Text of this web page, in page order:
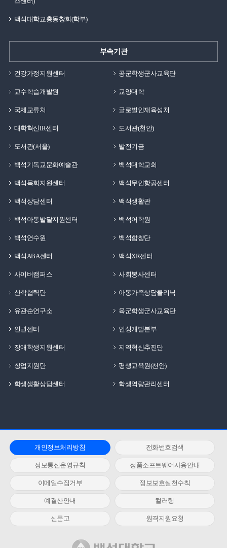
백석대학교총동창회(학부)
부속기관
건강가정지원센터 공군학생군사교육단
교수학습개발원 교양대학
국제교류처 글로벌인재육성처
대학혁신IR센터 도서관(천안)
도서관(서울) 발전기금
백석기독교문화예술관 백석대학교회
백석목회지원센터 백석무인항공센터
백석상담센터 백석생활관
백석아동발달지원센터 백석어학원
백석연수원 백석합창단
백석ABA센터 백석XR센터
사이버캠퍼스 사회봉사센터
산학협력단 아동가족상담클리닉
유관순연구소 육군학생군사교육단
인권센터 인성개발본부
장애학생지원센터 지역혁신추진단
창업지원단 평생교육원(천안)
학생생활상담센터 학생역량관리센터
개인정보처리방침 전화번호검색
정보통신운영규칙 정품소프트웨어사용안내
이메일수집거부 정보보호실천수칙
예결산안내 컬러링
신문고 원격지원요청